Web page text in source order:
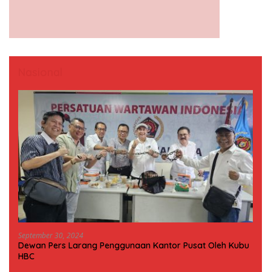
September 30, 2024
Dewan Pers Larang Penggunaan Kantor Pusat Oleh Kubu
HBC